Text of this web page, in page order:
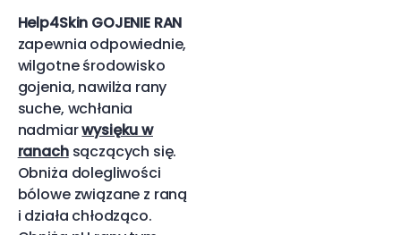
Help4Skin GOJENIE RAN
zapewnia odpowiednie,
wilgotne środowisko
gojenia, nawilża rany
suche, wchłania
nadmiarwysięku w
ranachsączących się.
Obniża dolegliwości
bólowe związane z raną
i działa chłodząco.